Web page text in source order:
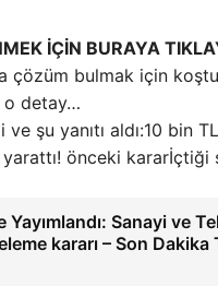
İÇİN BURAYA
o detay…
10 bin
İçtiği
Sanayi ve
kararı – Son Dakika